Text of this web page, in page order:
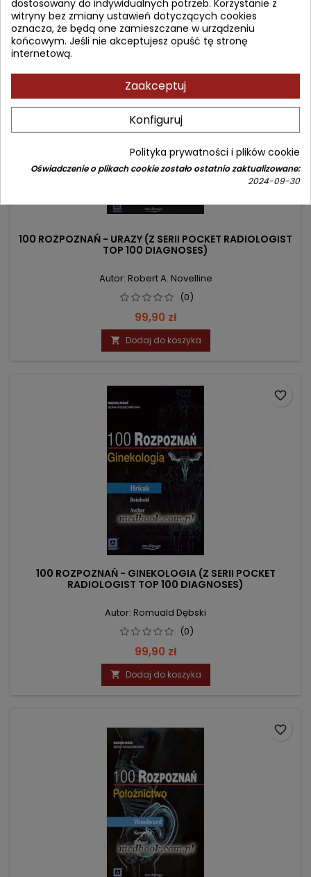
 Dodaj do koszyka
100 ROZPOZNAŃ - URAZY (Z SERII POCKET RADIOLOGIST
TOP 100 DIAGNOSES)
Autor: Robert A. Novelline
(0)
Cena
99,90 zł
 Dodaj do koszyka
100 ROZPOZNAŃ - GINEKOLOGIA (Z SERII POCKET
RADIOLOGIST TOP 100 DIAGNOSES)
Autor: Romuald Dębski
(0)
Cena
99,90 zł
 Dodaj do koszyka
favorite_border
favorite_border
dostosowany do indywidualnych potrzeb. Korzystanie z
witryny bez zmiany ustawień dotyczących cookies
oznacza, że będą one zamieszczane w urządzeniu
końcowym. Jeśli nie akceptujesz opuść tę stronę
internetową.
Zaakceptuj
Konfiguruj
Polityka prywatności i plików cookie
Oświadczenie o plikach cookie zostało ostatnio zaktualizowane:
2024-09-30